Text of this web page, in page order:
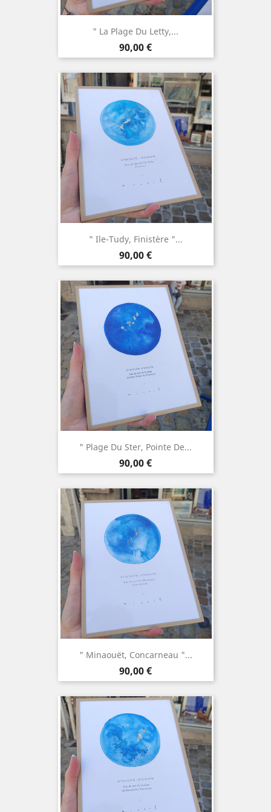
" La Plage Du Letty,...
Prix
90,00 €
" Ile-Tudy, Finistère "...
Prix
90,00 €
" Plage Du Ster, Pointe De...
Prix
90,00 €
" Minaouët, Concarneau "...
Prix
90,00 €